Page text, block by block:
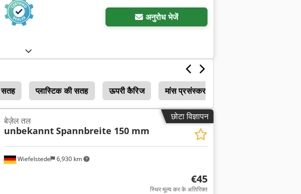
अनुरोध भेजें
सतह प्लास्टिक की सतह ऊपरी कैरिज मांस प्रसंस्करण मशीनें
छोटा विज्ञापन
Wiefelstede 6,930 km
बेज़ेल तल
unbekanntSpannbreite 150 mm
€45
स्थिर मूल्य कर के अतिरिक्त